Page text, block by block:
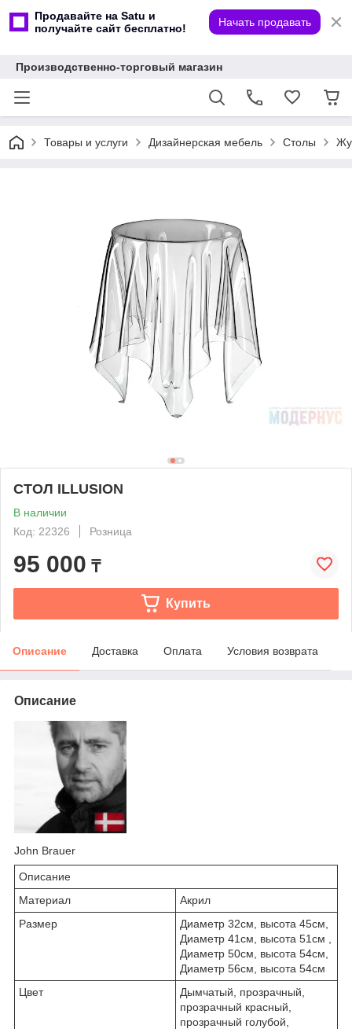
Продавайте на Satu и
получайте сайт бесплатно!
Начать продавать
Производственно-торговый магазин
Товары и услуги Дизайнерская мебель Столы
СТОЛ ILLUSION
В наличии
Код: 22326
Розница
95 000 ₸
Купить
Описание Доставка Оплата Условия возврата
Описание
John Brauer
Описание
Материал
Акрил
Размер
Диаметр 32см, высота 45см,
Диаметр 41см, высота 51см ,
Диаметр 50см, высота 54см,
Диаметр 56см, высота 54см
Цвет
Дымчатый, прозрачный,
прозрачный красный,
прозрачный голубой,